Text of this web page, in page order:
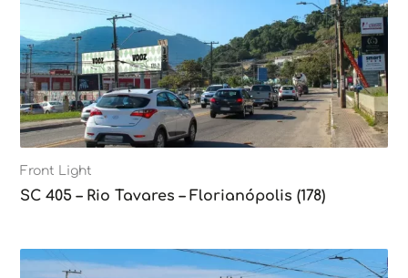
Front Light
SC 405 – Rio Tavares – Florianópolis (178)